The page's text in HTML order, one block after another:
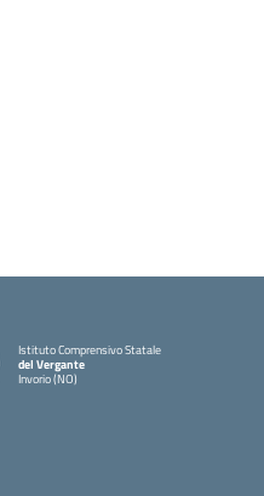
Istituto Comprensivo Statale
del Vergante
Invorio (NO)